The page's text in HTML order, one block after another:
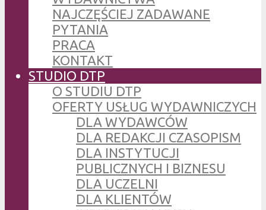
NAJCZĘŚCIEJ ZADAWANE
PYTANIA
PRACA
KONTAKT
STUDIO DTP
O STUDIU DTP
OFERTY USŁUG WYDAWNICZYCH
DLA WYDAWCÓW
DLA REDAKCJI CZASOPISM
DLA INSTYTUCJI
PUBLICZNYCH I BIZNESU
DLA UCZELNI
DLA KLIENTÓW